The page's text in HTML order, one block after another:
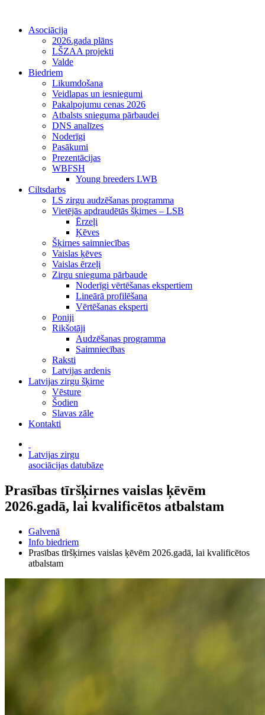
Asociācija
2026.gada plāns
LŠZAA projekti
Valde
Biedriem
Likumdošana
Veidlapas un iesniegumi
Pakalpojumu cenas 2026
Atbalsts snieguma pārbaudei
DNS analīzes
Noderīgi
Pasākumi
Prezentācijas
WBFSH
Young breeders LWB
Ciltsdarbs
LS zirgu audzēšanas programma
Vietējās apdraudētās šķirnes – LSB
Ērzeļi
Ķēves
Šķirnes saimniecības
Vaislas ķēves
Vaislas ērzeļi
Zirgu snieguma pārbaude
Noderīgi vērtēšanas ekspertiem
Lineārā profilēšana
Vērtēšanas eksperti
Poniji
Rikšotāji
Audzēšanas programma
Saimniecības
Raksti
Latvijas ardenis
Latvijas zirgu šķirne
Vēsture
Šodien
Slavas zāle
Kontakti
Latvijas zirgu
asociācijas datubāze
Prasības tīršķirnes vaislas ķēvēm
2026.gadā, lai kvalificētos atbalstam
Galvenā
Info biedriem
Prasības tīršķirnes vaislas ķēvēm 2026.gadā, lai kvalificētos
atbalstam